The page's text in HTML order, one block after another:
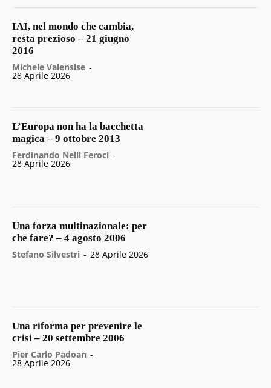
IAI, nel mondo che cambia,
resta prezioso – 21 giugno
2016
Michele Valensise -
28 Aprile 2026
L’Europa non ha la bacchetta
magica – 9 ottobre 2013
Ferdinando Nelli Feroci -
28 Aprile 2026
Una forza multinazionale: per
che fare? – 4 agosto 2006
Stefano Silvestri - 28 Aprile 2026
Una riforma per prevenire le
crisi – 20 settembre 2006
Pier Carlo Padoan -
28 Aprile 2026